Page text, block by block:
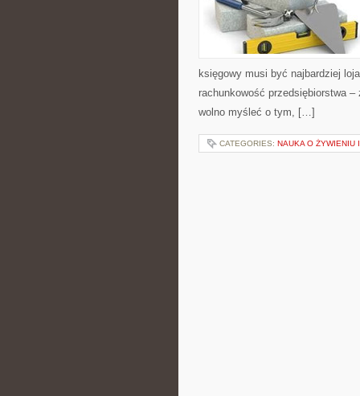
księgowy musi być najbardziej
rachunkowość przedsiębiorstwa
wolno myśleć o tym, […]
CATEGORIES: NAUKA O ŻYWIENIU